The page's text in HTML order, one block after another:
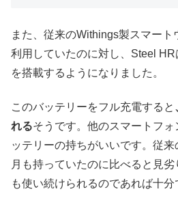
また、従来のWithings製スマー
利用していたのに対し、Steel
を搭載するようになりました。
このバッテリーをフル充電すると
れるそうです。他のスマートフ
ッテリーの持ちがいいです。従
月も持っていたのに比べると見劣
も使い続けられるのであれば十分